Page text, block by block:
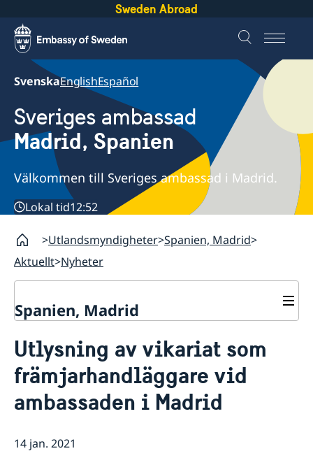
Sweden Abroad
SvenskaEnglishEspañol
Sveriges ambassad
Madrid, Spanien
Välkommen till Sveriges ambassad i Madrid.
Lokal tid12:52
Utlandsmyndigheter Spanien, Madrid
Aktuellt Nyheter
Spanien, Madrid
Om oss
Ambassadens personal
Dataskyddspolicy (GDPR)
Allmänna handlingar
Praktik
Så stöttar vi svenska företag
Vi är en resurs för svenska företag
Team Sweden
Svenska företag i Spanien
Aktuellt
Prioriterat Sverigefrämjande - seminarier &
evenemang
Utlysning av vikariat som
främjarhandläggare vid
ambassaden i Madrid
14 jan. 2021